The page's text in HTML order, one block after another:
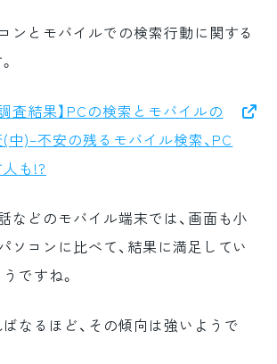
ンとモバイルでの検索行動に関する
査結果】PCの検索とモバイルの
中)–不安の残るモバイル検索、PC
も!?
などのモバイル端末では、画面も小
ソコンに比べて、結果に満足してい
ですね。
なるほど、その傾向は強いようで